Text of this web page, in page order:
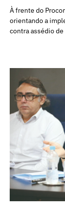
À frente do
orientando a
contra assédio